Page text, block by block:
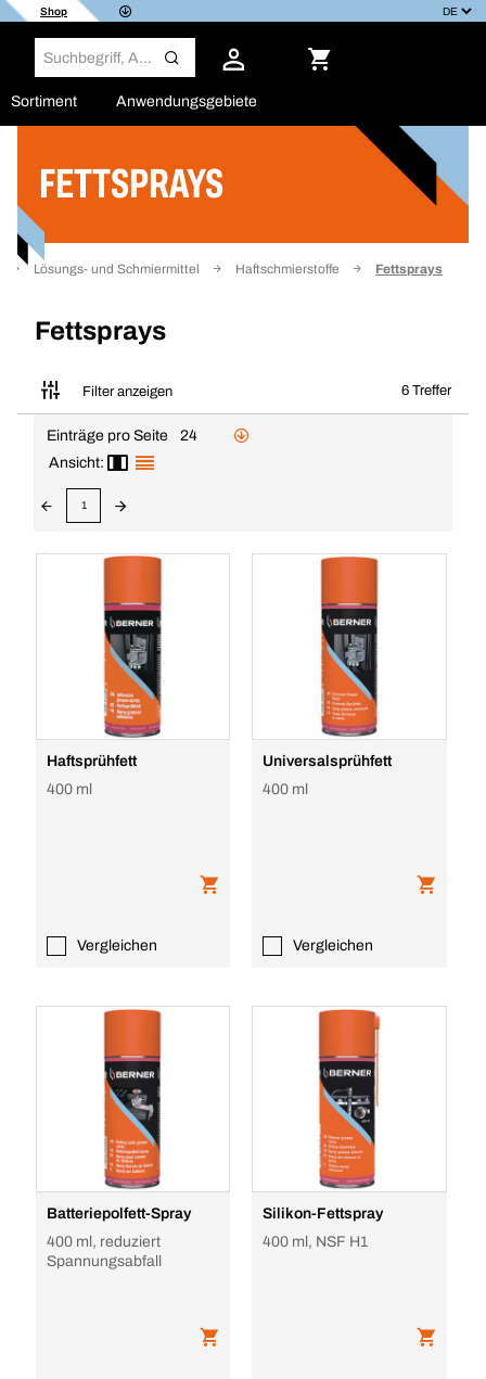
Shop
Sortiment Anwendungsgebiete
FETTSPRAYS
Lösungs- und Schmiermittel Haftschmierstoffe Fettsprays
Fettsprays
Filter anzeigen 6 Treffer
Filter
Einträge pro Seite
24
Ansicht:
1
Haftsprühfett
400 ml
Vergleichen
Universalsprühfett
400 ml
Vergleichen
Batteriepolfett-Spray
400 ml, reduziert
Spannungsabfall
Silikon-Fettspray
400 ml, NSF H1